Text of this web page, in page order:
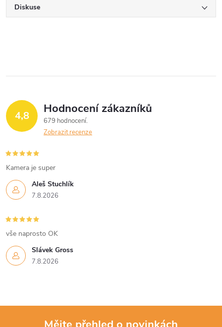
Diskuse
4,8 Hodnocení zákazníků
679 hodnocení
Zobrazit recenze
Aleš Stuchlík
7.8.2026
Kamera je super
Slávek Gross
7.8.2026
vše naprosto OK